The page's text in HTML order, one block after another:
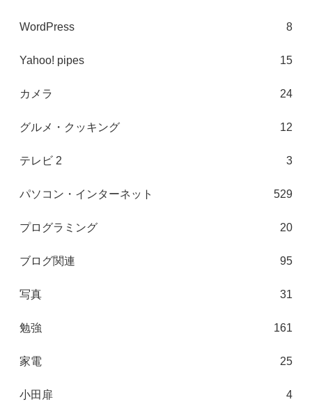
WordPress 8
Yahoo! pipes 15
カメラ 24
グルメ・クッキング 12
テレビ 2 3
パソコン・インターネット 529
プログラミング 20
ブログ関連 95
写真 31
勉強 161
家電 25
小田扉 4